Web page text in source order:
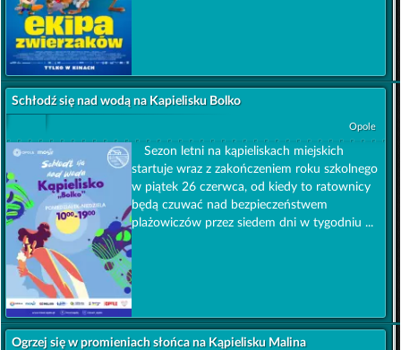
Schłodź się nad wodą na Kapielisku Bolko
Opole
Sezon letni na kąpieliskach miejskich
startuje wraz z zakończeniem roku szkolnego
w piątek 26 czerwca, od kiedy to ratownicy
będą czuwać nad bezpieczeństwem
plażowiczów przez siedem dni w tygodniu ...
Ogrzej się w promieniach słońca na Kąpielisku Malina